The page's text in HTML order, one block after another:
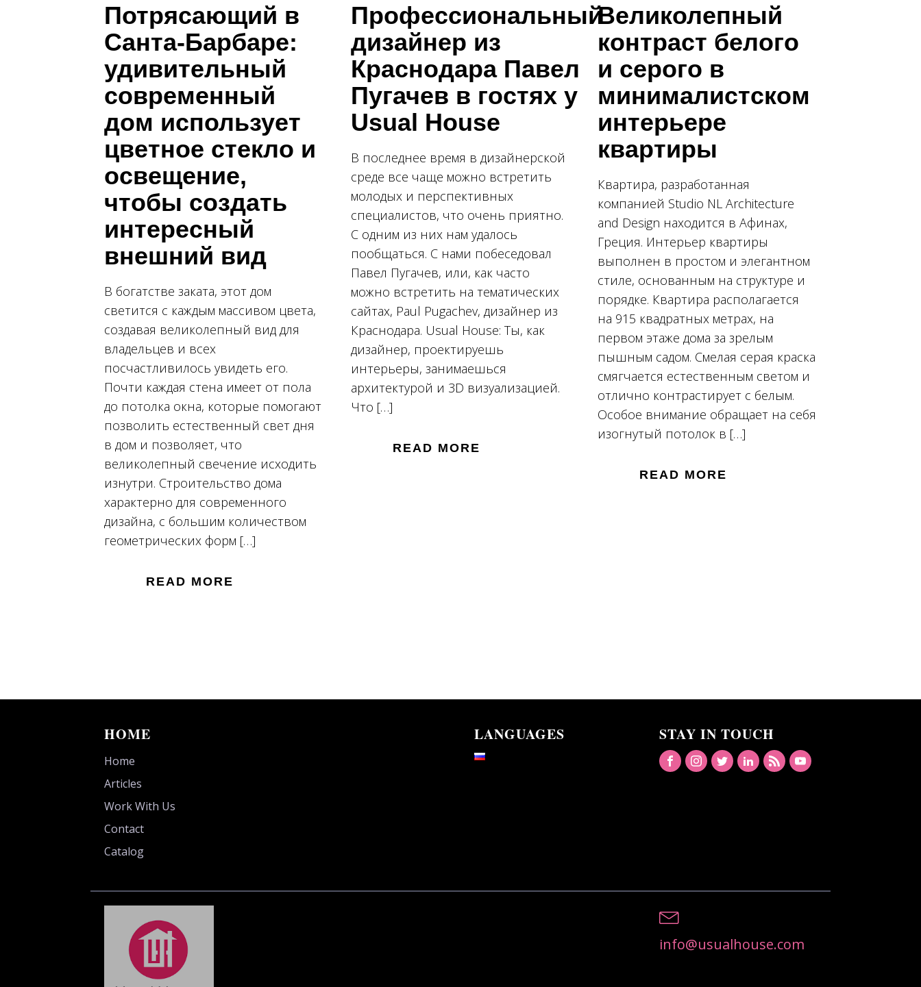
Потрясающий в
Санта-Барбаре:
удивительный
современный
дом использует
цветное стекло и
освещение,
чтобы создать
интересный
внешний вид
В богатстве заката, этот дом
светится с каждым массивом цвета,
создавая великолепный вид для
владельцев и всех
посчастливилось увидеть его.
Почти каждая стена имеет от пола
до потолка окна, которые помогают
позволить естественный свет дня
в дом и позволяет, что
великолепный свечение исходить
изнутри. Строительство дома
характерно для современного
дизайна, с большим количеством
геометрических форм […]
READ MORE
Профессиональный
дизайнер из
Краснодара Павел
Пугачев в гостях у
Usual House
В последнее время в дизайнерской
среде все чаще можно встретить
молодых и перспективных
специалистов, что очень приятно.
С одним из них нам удалось
пообщаться. С нами побеседовал
Павел Пугачев, или, как часто
можно встретить на тематических
сайтах, Paul Pugachev, дизайнер из
Краснодара. Usual House: Ты, как
дизайнер, проектируешь
интерьеры, занимаешься
архитектурой и 3D визуализацией.
Что […]
READ MORE
Великолепный
контраст белого
и серого в
минималистском
интерьере
квартиры
Квартира, разработанная
компанией Studio NL Architecture
and Design находится в Афинах,
Греция. Интерьер квартиры
выполнен в простом и элегантном
стиле, основанным на структуре и
порядке. Квартира располагается
на 915 квадратных метрах, на
первом этаже дома за зрелым
пышным садом. Смелая серая краска
смягчается естественным светом и
отлично контрастирует с белым.
Особое внимание обращает на себя
изогнутый потолок в […]
READ MORE
HOME
Home
Articles
Work With Us
Contact
Catalog
LANGUAGES STAY IN TOUCH
info@usualhouse.com